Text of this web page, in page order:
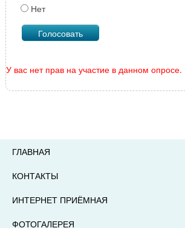
Нет
У вас нет прав на участие в данном опросе.
ГЛАВНАЯ
КОНТАКТЫ
ИНТЕРНЕТ ПРИЁМНАЯ
ФОТОГАЛЕРЕЯ